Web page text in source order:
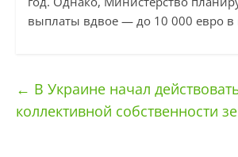
выплаты вдвое — до 10 000 евро в
← В Украине начал
коллективной собственности